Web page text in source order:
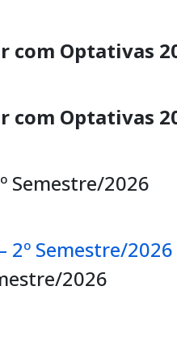
com Optativas
com Optativas
Semestre/2026
2º Semestre/2026
2026